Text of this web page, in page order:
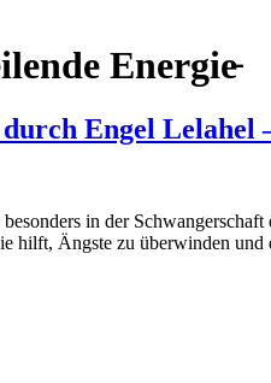
Energie̵
Engel Lelahel
in der
hilft, Ängste zu überwinden und